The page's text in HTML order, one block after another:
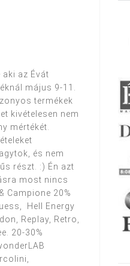
az Évát
május 9-11.
termékek
kivételesen nem
mértékét.
és nem
részt. :) Én azt
most nincs
Campione 20%
Hell Energy
Replay, Retro,
20-30%